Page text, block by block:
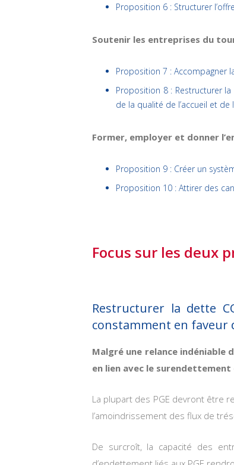
Proposition 6 : Structurer
Soutenir les entreprises du
Proposition 7 : Accompagner
Proposition 8 : Restructurer
de la qualité de l’accueil et de
Former, employer et donner
Proposition 9 : Créer un
Proposition 10 : Attirer des
Focus sur les deux
Restructurer la dette
constamment en faveur
Malgré une relance indéniable
en lien avec le
La plupart des PGE devront être
l’amoindrissement des flux de
De surcroît, la capacité des